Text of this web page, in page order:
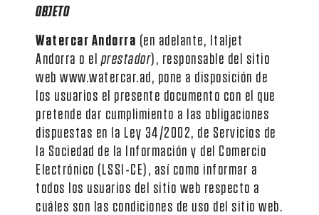
OBJETO
Watercar Andorra (en adelante, Italjet
Andorra o el prestador), responsable del sitio
web www.watercar.ad, pone a disposición de
los usuarios el presente documento con el que
pretende dar cumplimiento a las obligaciones
dispuestas en la Ley 34/2002, de Servicios de
la Sociedad de la Información y del Comercio
Electrónico (LSSI-CE), así como informar a
todos los usuarios del sitio web respecto a
cuáles son las condiciones de uso del sitio web.